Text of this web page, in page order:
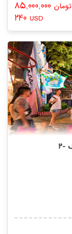
تومان
240 USD